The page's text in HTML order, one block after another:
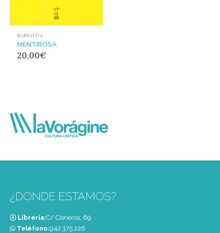
NARRATIVA
MENTIROSA
20,00€
¿DONDE ESTAMOS?
Librería:C/ Cisneros, 69
Teléfono:‭942 375 226‬